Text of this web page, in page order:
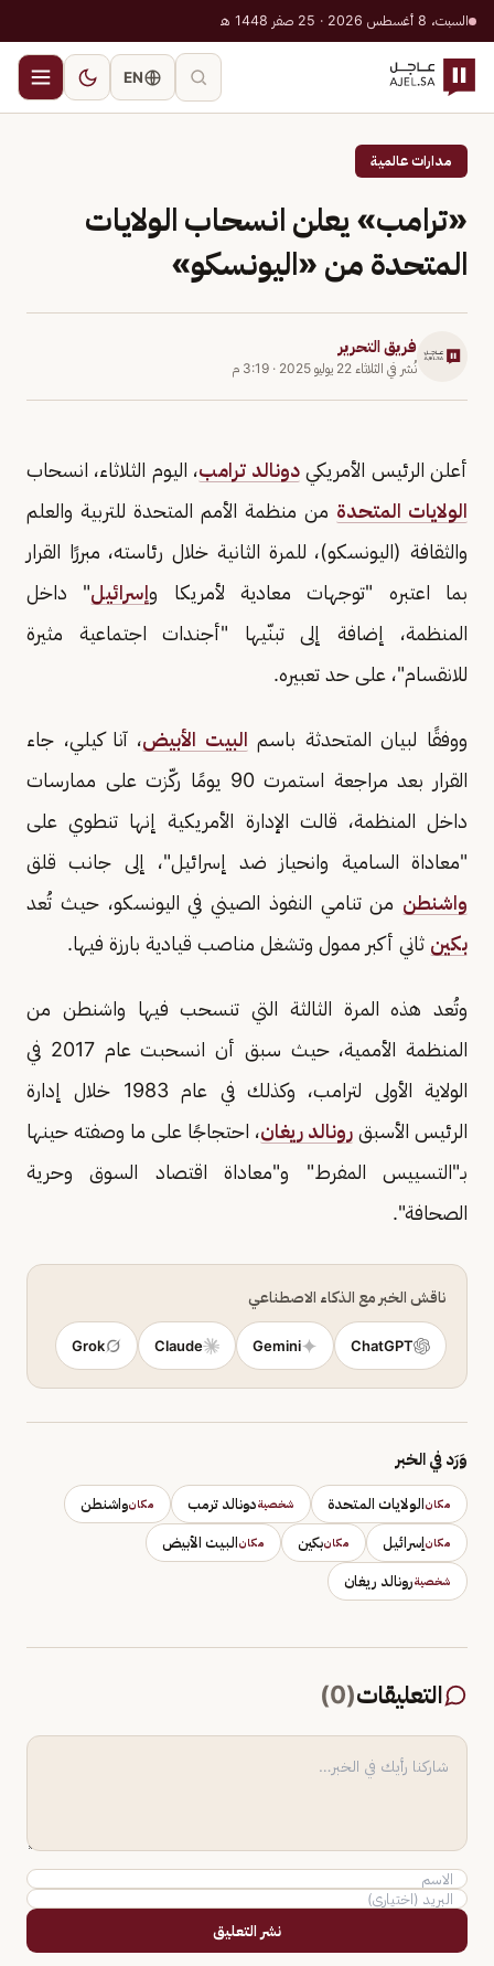
السبت، 8 أغسطس 2026 · 25 صفر 1448 هـ
EN
مدارات عالمية
«ترامب» يعلن انسحاب الولايات
المتحدة من «اليونسكو»
فريق التحرير
نُشر في الثلاثاء 22 يوليو 2025 · 3:19 م
أعلن الرئيس الأمريكيدونالد ترامب، اليوم الثلاثاء، انسحاب
الولايات المتحدة من منظمة الأمم المتحدة للتربية والعلم
والثقافة (اليونسكو)، للمرة الثانية خلال رئاسته، مبررًا القرار
بما اعتبره "توجهات معادية لأمريكا وإسرائيل" داخل
المنظمة، إضافة إلى تبنّيها "أجندات اجتماعية مثيرة
للانقسام"، على حد تعبيره.
ووفقًا لبيان المتحدثة باسم البيت الأبيض، آنا كيلي، جاء
القرار بعد مراجعة استمرت 90 يومًا ركّزت على ممارسات
داخل المنظمة، قالت الإدارة الأمريكية إنها تنطوي على
"معاداة السامية وانحياز ضد إسرائيل"، إلى جانب قلق
واشنطن من تنامي النفوذ الصيني في اليونسكو، حيث تُعد
بكين ثاني أكبر ممول وتشغل مناصب قيادية بارزة فيها.
وتُعد هذه المرة الثالثة التي تنسحب فيها واشنطن من
المنظمة الأممية، حيث سبق أن انسحبت عام 2017 في
الولاية الأولى لترامب، وكذلك في عام 1983 خلال إدارة
الرئيس الأسبق رونالد ريغان، احتجاجًا على ما وصفته حينها
بـ"التسييس المفرط" و"معاداة اقتصاد السوق وحرية
الصحافة".
ناقش الخبر مع الذكاء الاصطناعي
ChatGPT
Gemini
Claude
Grok
وَرَد في الخبر
مكانالولايات المتحدة شخصيةدونالد ترمب مكانواشنطن
مكانإسرائيل مكانبكين مكانالبيت الأبيض
شخصيةرونالد ريغان
التعليقات(
0
)
نشر التعليق